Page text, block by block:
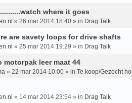
where it goes
» 26 mar 2014 18:40» in Drag Talk
are savety loops for drive shafts
» 25 mar 2014 19:29 » in Drag Talk
motorpak leer maat 44
» 22 mar 2014 10:00» in Te koop/Gezocht
» 14 mar 2014 23:54» in Drag Talk